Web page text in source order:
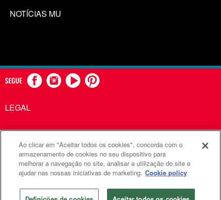
NOTÍCIAS MU
SEGUE
LEGAL
Comunicações Metodistas Unidas é uma agência da Igreja
Metodista Unida
©2026 Comunicações Metodistas Unidas. Todos os direitos
reservados
Ao clicar em "Aceitar todos os cookies", concorda com o
armazenamento de cookies no seu dispositivo para
melhorar a navegação no site, analisar a utilização do site e
ajudar nas nossas iniciativas de marketing. Cookie policy